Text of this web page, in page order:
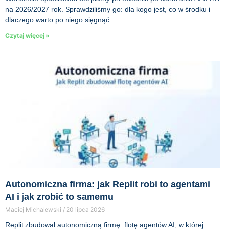
na 2026/2027 rok. Sprawdziliśmy go: dla kogo jest, co w środku i
dlaczego warto po niego sięgnąć.
Czytaj więcej »
Autonomiczna firma: jak Replit robi to agentami
AI i jak zrobić to samemu
Maciej Michalewski 20 lipca 2026
Replit zbudował autonomiczną firmę: flotę agentów AI, w której